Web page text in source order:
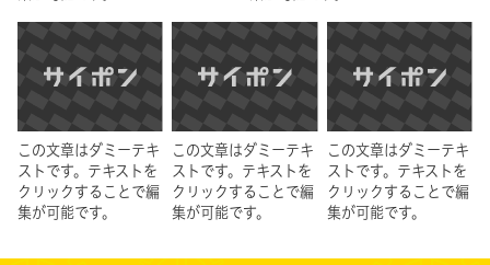
この文章はダミーテキ
ストです。テキストを
クリックすることで編
集が可能です。
この文章はダミーテキ
ストです。テキストを
クリックすることで編
集が可能です。
この文章はダミーテキ
ストです。テキストを
クリックすることで編
集が可能です。